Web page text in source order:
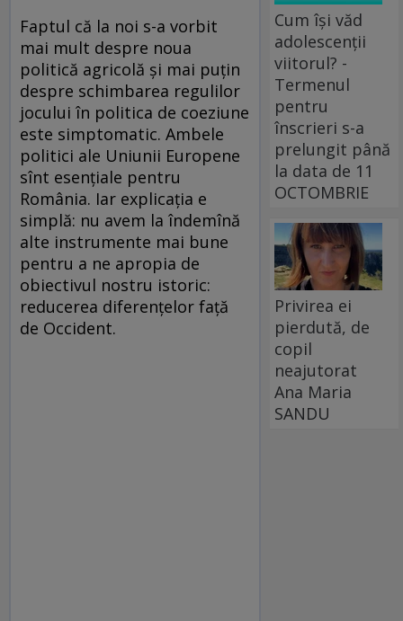
Faptul că la noi s-a vorbit
mai mult despre noua
politică agricolă şi mai puţin
despre schimbarea regulilor
jocului în politica de coeziune
este simptomatic. Ambele
politici ale Uniunii Europene
sînt esenţiale pentru
România. Iar explicaţia e
simplă: nu avem la îndemînă
alte instrumente mai bune
pentru a ne apropia de
obiectivul nostru istoric:
reducerea diferenţelor faţă
de Occident.
Cum își văd
adolescenții
viitorul? -
Termenul
pentru
înscrieri s-a
prelungit până
la data de 11
OCTOMBRIE
Privirea ei
pierdută, de
copil
neajutorat
Ana Maria
SANDU